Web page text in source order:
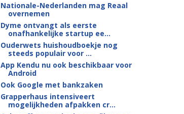
Nationale-Nederlanden mag Reaal
overnemen
Dyme ontvangt als eerste
onafhankelijke startup ee...
Ouderwets huishoudboekje nog
steeds populair voor ...
App Kendu nu ook beschikbaar voor
Android
Ook Google met bankzaken
Grapperhaus intensiveert
mogelijkheden afpakken cr...